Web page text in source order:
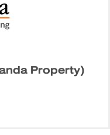
Property)